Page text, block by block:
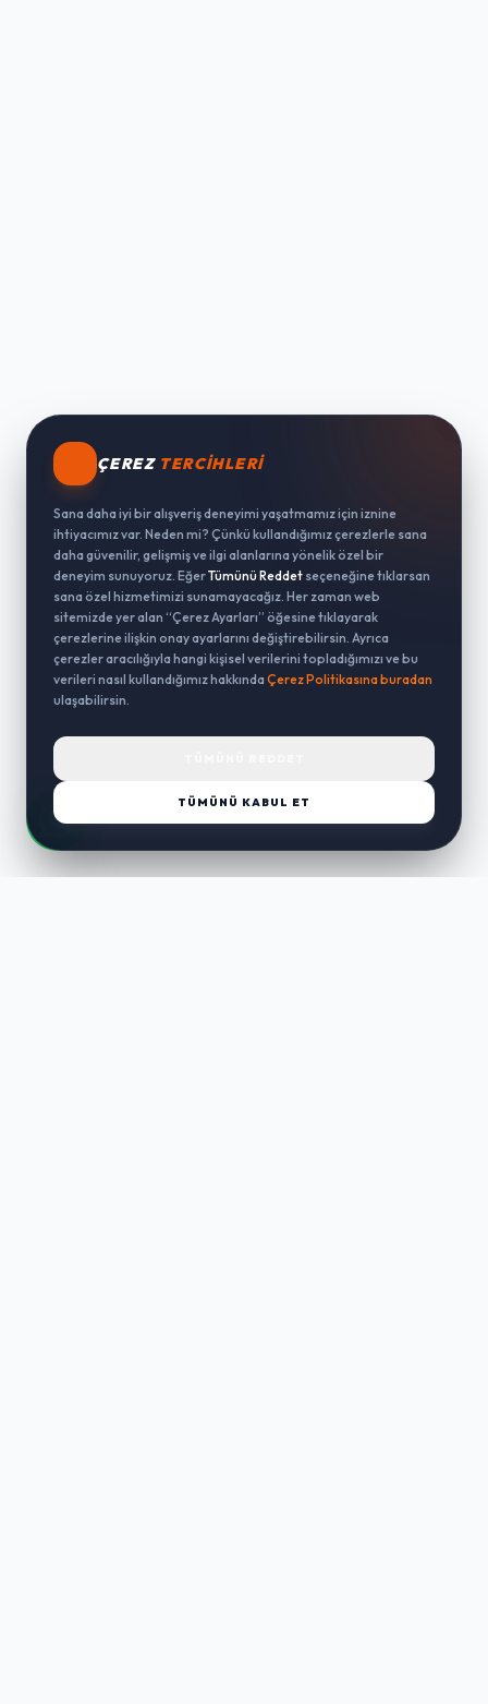
ÇEREZ TERCIHLERI
Sana daha iyi bir alışveriş deneyimi yaşatmamız için iznine
ihtiyacımız var. Neden mi? Çünkü kullandığımız çerezlerle sana
daha güvenilir, gelişmiş ve ilgi alanlarına yönelik özel bir
deneyim sunuyoruz. EğerTümünü Reddet seçeneğine tıklarsan
sana özel hizmetimizi sunamayacağız. Her zaman web
sitemizde yer alan “Çerez Ayarları” öğesine tıklayarak
çerezlerine ilişkin onay ayarlarını değiştirebilirsin. Ayrıca
çerezler aracılığıyla hangi kişisel verilerini topladığımızı ve bu
verileri nasıl kullandığımız hakkında Çerez Politikasına buradan
ulaşabilirsin.
TÜMÜNÜ KABUL ET